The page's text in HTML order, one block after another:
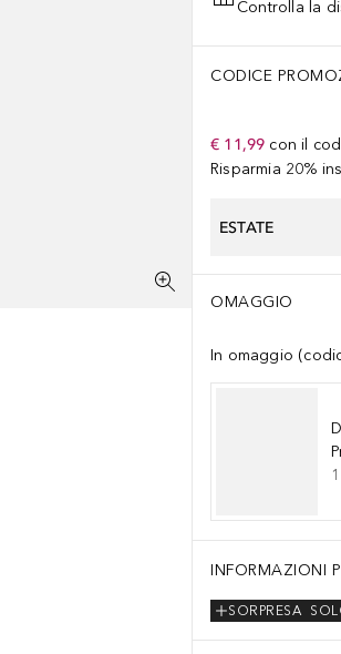
Controlla la
CODICE
€ 11,99 con il
Risparmia 20%
ESTATE
OMAGGIO
In omaggio
1
INFORMAZIONI
SORPRESA